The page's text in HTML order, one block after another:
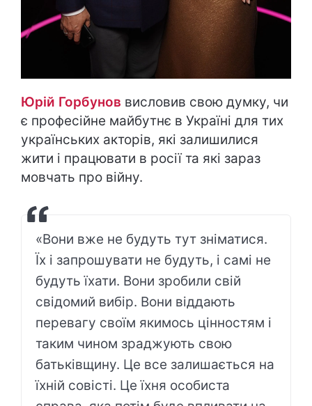
Юрій Горбунов висловив свою думку, чи
є професійне майбутнє в Україні для тих
українських акторів, які залишилися
жити і працювати в росії та які зараз
мовчать про війну.
«Вони вже не будуть тут зніматися.
Їх і запрошувати не будуть, і самі не
будуть їхати. Вони зробили свій
свідомий вибір. Вони віддають
перевагу своїм якимось цінностям і
таким чином зраджують свою
батьківщину. Це все залишається на
їхній совісті. Це їхня особиста